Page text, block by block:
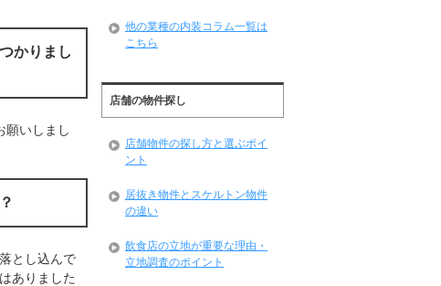
かりまし
願いしまし
とし込んで
ありました
他の業種の内装コラム一覧は
こちら
店舗の物件探し
店舗物件の探し方と選ぶポイ
ント
居抜き物件とスケルトン物件
の違い
飲食店の立地が重要な理由・
立地調査のポイント